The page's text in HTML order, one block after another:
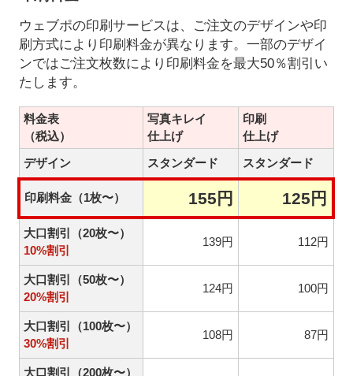
ウェブポの印刷サービスは、ご注文のデザインや印
刷方式により印刷料金が異なります。一部のデザイ
ンではご注文枚数により印刷料金を最大50％割引い
たします。
料金表
（税込）
写真キレイ
仕上げ
印刷
仕上げ
デザイン
スタンダード スタンダード
印刷料金（1枚〜） 155円 125円
大口割引（20枚〜）
10%割引
139円 112円
大口割引（50枚〜）
20%割引
124円 100円
大口割引（100枚〜）
30%割引
108円 87円
大口割引（200枚〜）